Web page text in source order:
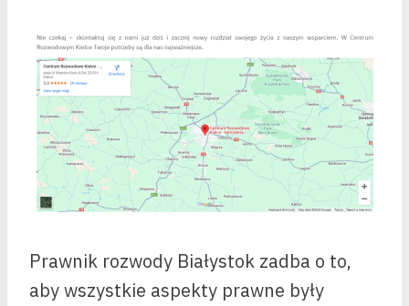
Prawnik rozwody Białystok zadba o to,
aby wszystkie aspekty prawne były